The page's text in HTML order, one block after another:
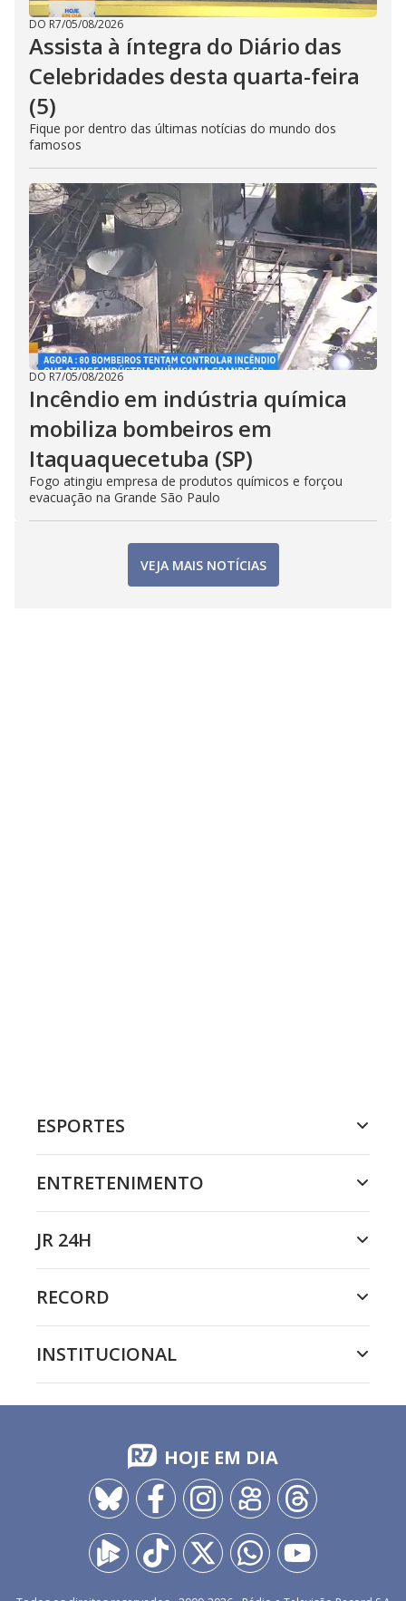
DO R7/05/08/2026
Assista à íntegra do Diário das
Celebridades desta quarta-feira
(5)
Fique por dentro das últimas notícias do mundo dos
famosos
DO R7/05/08/2026
Incêndio em indústria química
mobiliza bombeiros em
Itaquaquecetuba (SP)
Fogo atingiu empresa de produtos químicos e forçou
evacuação na Grande São Paulo
VEJA MAIS NOTÍCIAS
ESPORTES
ENTRETENIMENTO
JR 24H
RECORD
INSTITUCIONAL
HOJE EM DIA